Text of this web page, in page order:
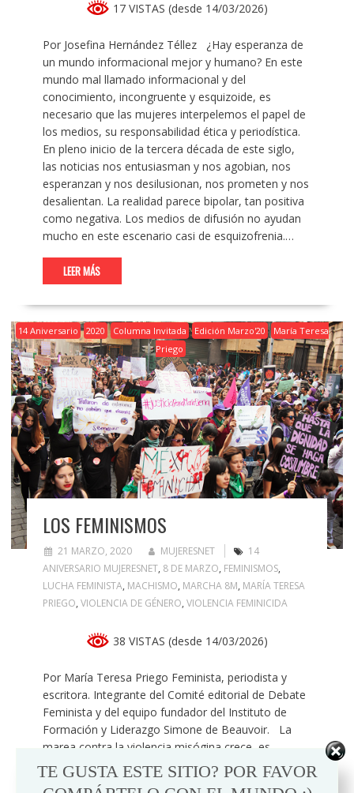
17 VISTAS (desde 14/03/2026)
Por Josefina Hernández Téllez ¿Hay esperanza de
un mundo informacional mejor y humano? En este
mundo mal llamado informacional y del
conocimiento, incongruente y esquizoide, es
necesario que las mujeres interpelemos el papel de
los medios, su responsabilidad ética y periodística.
En pleno inicio de la tercera década de este siglo,
las noticias nos entusiasman y nos agobian, nos
esperanzan y nos desilusionan, nos prometen y nos
desalientan. La realidad parece bipolar, tan positiva
como negativa. Los medios de difusión no ayudan
mucho en este escenario casi de esquizofrenia.…
LEER MÁS
14 Aniversario 2020 Columna Invitada Edición Marzo'20
María Teresa
Priego
LOS FEMINISMOS
21 MARZO, 2020 MUJERESNET
14
ANIVERSARIO MUJERESNET, 8 DE MARZO, FEMINISMOS,
LUCHA FEMINISTA, MACHISMO, MARCHA 8M, MARÍA TERESA
PRIEGO, VIOLENCIA DE GÉNERO, VIOLENCIA FEMINICIDA
38 VISTAS (desde 14/03/2026)
Por María Teresa Priego Feminista, periodista y
escritora. Integrante del Comité editorial de Debate
Feminista y del equipo fundador del Instituto de
Formación y Liderazgo Simone de Beauvoir. La
marea contra la violencia misógina crece, es
generosa, es sorora y es violeta. Un cambio
histórico: la construcción de una toma de
TE GUSTA ESTE SITIO? POR FAVOR